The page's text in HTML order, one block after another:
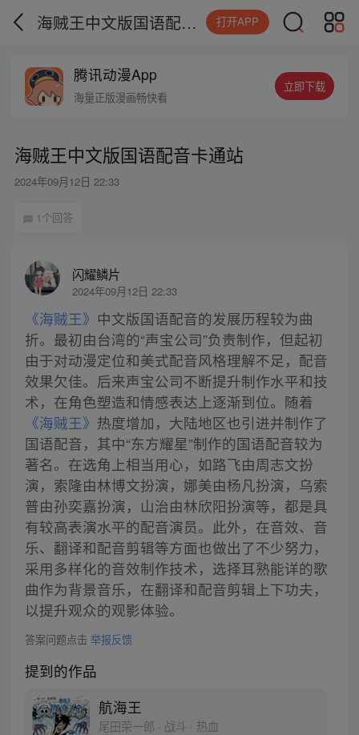
海贼王中文版国语配音卡通站 打开APP
腾讯动漫App
海量正版漫画畅快看
立即下载
海贼王中文版国语配音卡通站
2024年09月12日 22:33
1个回答
闪耀鳞片
2024年09月12日 22:33
《海贼王》 中文版国语配音的发展历程较为曲
折。最初由台湾的“声宝公司”负责制作，但起初
由于对动漫定位和美式配音风格理解不足，配音
效果欠佳。后来声宝公司不断提升制作水平和技
术，在角色塑造和情感表达上逐渐到位。随着
《海贼王》 热度增加，大陆地区也引进并制作了
国语配音，其中“东方耀星”制作的国语配音较为
著名。在选角上相当用心，如路飞由周志文扮
演，索隆由林博文扮演，娜美由杨凡扮演，乌索
普由孙奕嘉扮演，山治由林欣阳扮演等，都是具
有较高表演水平的配音演员。此外，在音效、音
乐、翻译和配音剪辑等方面也做出了不少努力，
采用多样化的音效制作技术，选择耳熟能详的歌
曲作为背景音乐，在翻译和配音剪辑上下功夫，
以提升观众的观影体验。
答案问题点击 举报反馈
提到的作品
航海王
尾田荣一郎 · 战斗 · 热血